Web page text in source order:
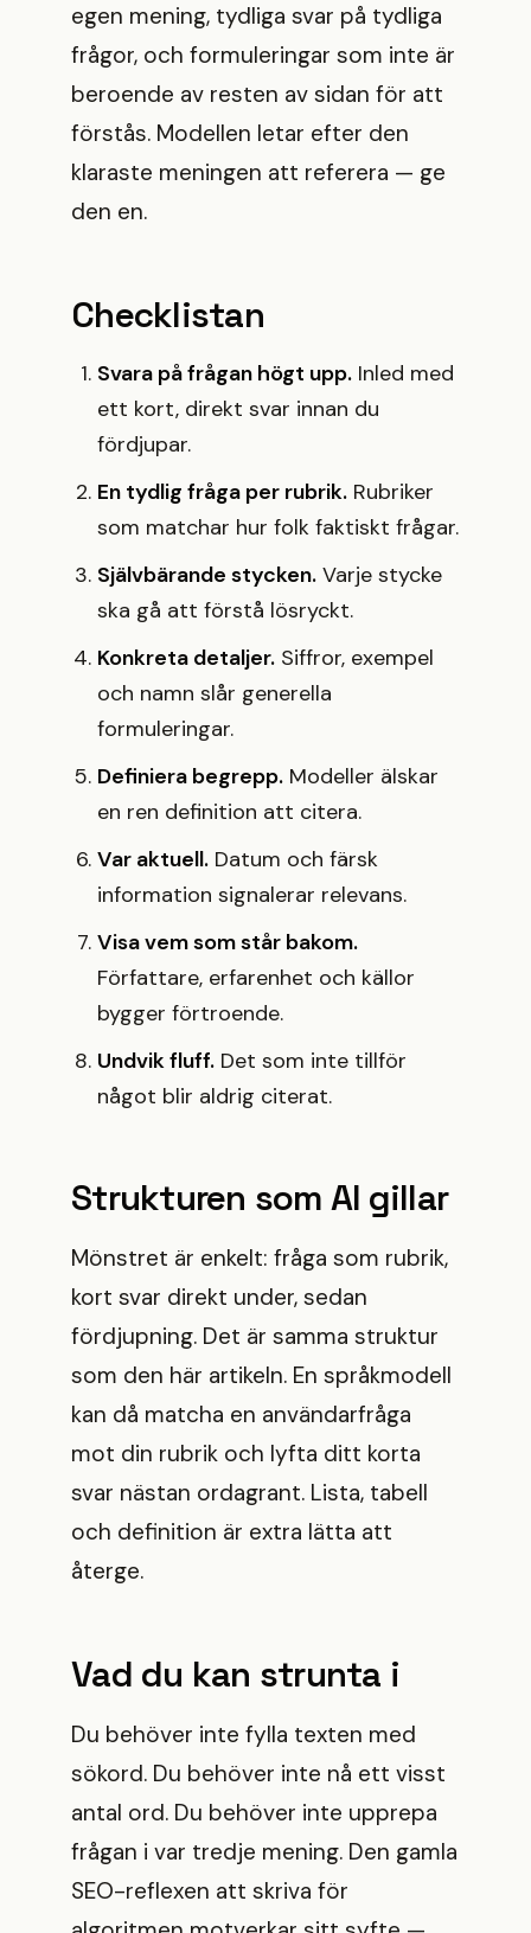
egen mening, tydliga svar på tydliga
frågor, och formuleringar som inte är
beroende av resten av sidan för att
förstås. Modellen letar efter den
klaraste meningen att referera — ge
den en.
Checklistan
Svara på frågan högt upp. Inled med
ett kort, direkt svar innan du
fördjupar.
En tydlig fråga per rubrik. Rubriker
som matchar hur folk faktiskt frågar.
Självbärande stycken. Varje stycke
ska gå att förstå lösryckt.
Konkreta detaljer. Siffror, exempel
och namn slår generella
formuleringar.
Definiera begrepp. Modeller älskar
en ren definition att citera.
Var aktuell. Datum och färsk
information signalerar relevans.
Visa vem som står bakom.
Författare, erfarenhet och källor
bygger förtroende.
Undvik fluff. Det som inte tillför
något blir aldrig citerat.
Strukturen som AI gillar
Mönstret är enkelt: fråga som rubrik,
kort svar direkt under, sedan
fördjupning. Det är samma struktur
som den här artikeln. En språkmodell
kan då matcha en användarfråga
mot din rubrik och lyfta ditt korta
svar nästan ordagrant. Lista, tabell
och definition är extra lätta att
återge.
Vad du kan strunta i
Du behöver inte fylla texten med
sökord. Du behöver inte nå ett visst
antal ord. Du behöver inte upprepa
frågan i var tredje mening. Den gamla
SEO-reflexen att skriva för